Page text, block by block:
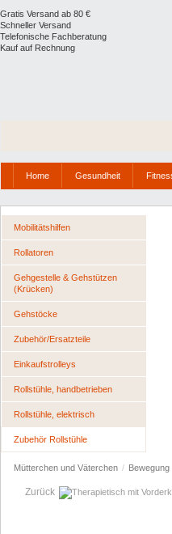
Gratis Versand ab 80 €
Schneller Versand
Telefonische Fachberatung
Kauf auf Rechnung
Home Gesundheit
Mobilitätshilfen
Rollatoren
Gehgestelle & Gehstützen
(Krücken)
Gehstöcke
Zubehör/Ersatzteile
Einkaufstrolleys
Rollstühle, handbetrieben
Rollstühle, elektrisch
Zubehör Rollstühle
Mütterchen und Väterchen / Bewegung
Zurück